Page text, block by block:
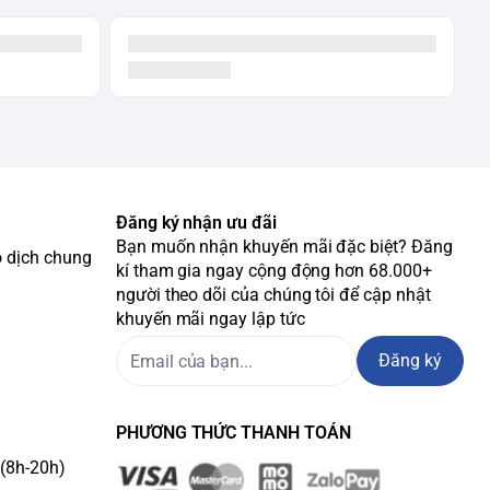
dịch chung
20h)
Đăng ký nhận ưu đãi
Bạn muốn nhận khuyến mãi đặc biệt? Đăng
kí tham gia ngay cộng động hơn 68.000+
người theo dõi của chúng tôi để cập nhật
khuyến mãi ngay lập tức
Đăng ký
PHƯƠNG THỨC THANH TOÁN